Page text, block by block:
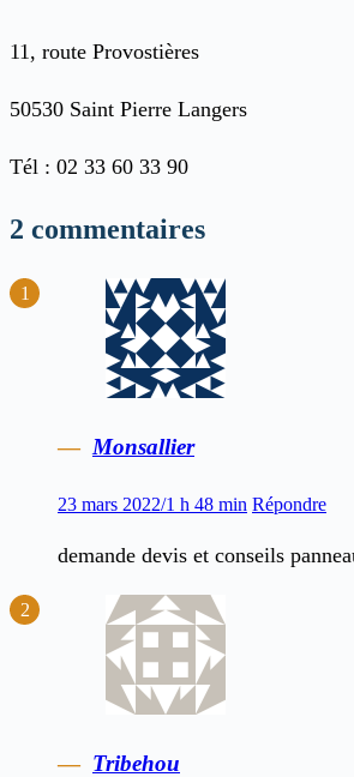
11, route Provostières
50530 Saint Pierre Langers
Tél : 02 33 60 33 90
2 commentaires
Monsallier
23 mars 2022/1 h 48 min Répondre
demande devis et conseils
Tribehou